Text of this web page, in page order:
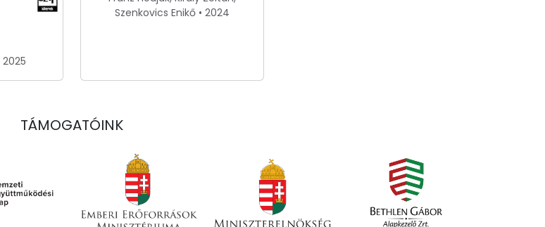
Szenkovics Enikő • 2024
TÁMOGATÓINK